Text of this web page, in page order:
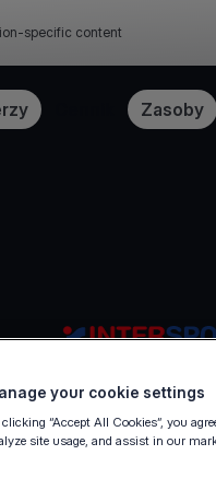
specific content
Zasoby
your cookie settings
clicking “Accept All Cookies”, you
site usage, and assist in our